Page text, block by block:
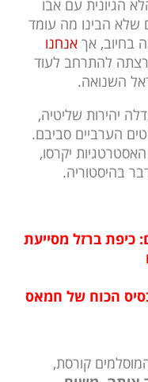
הגיונית עם אבו
שלא הבינו מה עומד
בחיוב, אך אנחנו
להתרחב לעוד
השנואה.
יהירות שליטיה,
הערביים סביבם.
יקרסו,
בהיסטוריה.
כיפת ברזל מסייעת
הכוח של חמאס